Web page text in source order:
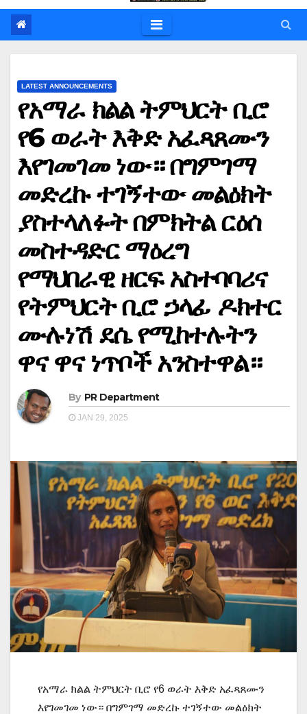
LATEST ANNOUNCEMENTS
የአማራ ክልል ትምህርት ቢሮ
የ6 ወራት እቅድ አፈጻጸሙን
እየገመገመ ነው። በግምገማ
መድረኩ ተገኝተው መልዕክት
ያስተላለፉት በምክትል ርዕሰ
መስተዳድር ማዕረግ
የማህበራዊ ዘርፍ አስተባባሪና
የትምህርት ቢሮ ኃላፊ ዶክተር
ሙሉነሽ ደሴ የሚከተሉትን
ዋና ዋና ነጥቦች አንስተዋል።
By PR Department
JAN 29, 2025
የአማራ ክልል ትምህርት ቢሮ የ6 ወራት እቅድ አፈጻጸሙን
እየገመገመ ነው። በግምገማ መድረኩ ተገኝተው መልዕክት